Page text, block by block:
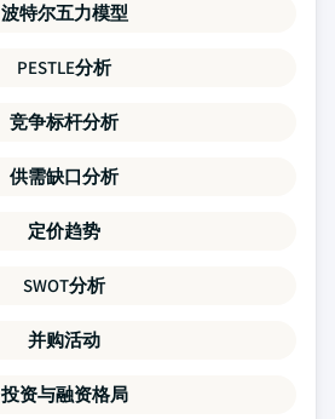
波特尔五力模型
PESTLE分析
竞争标杆分析
供需缺口分析
定价趋势
SWOT分析
并购活动
投资与融资格局